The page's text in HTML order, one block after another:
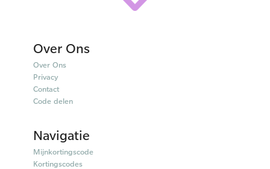
Over Ons
Over Ons
Privacy
Contact
Code delen
Navigatie
Mijnkortingscode
Kortingscodes